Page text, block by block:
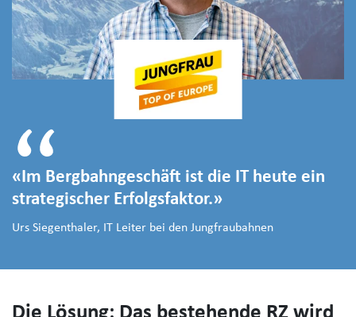
Im Bergbahngeschäft ist die IT heute ein
strategischer Erfolgsfaktor.
Urs Siegenthaler, IT Leiter bei den Jungfraubahnen